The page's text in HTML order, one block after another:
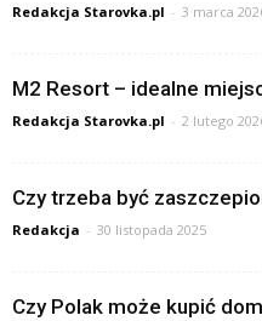
Redakcja Starovka.pl - 3 marca
M2 Resort – idealne
Redakcja Starovka.pl - 2 lutego
Czy trzeba być
Redakcja - 30 listopada 2025
Czy Polak może kupić